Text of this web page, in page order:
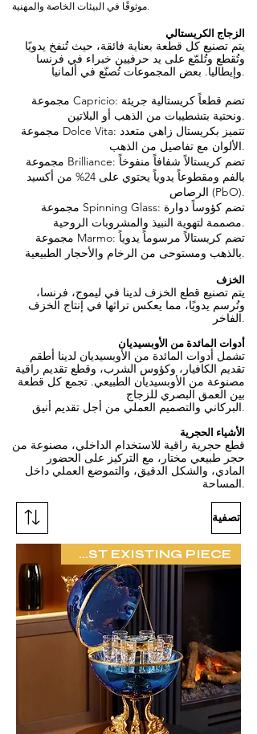
الزجاج الكريستالي
يتم تصنيع كل قطعة بعناية فائقة، حيث تُنفخ يدويًا
وتُقطع وتُلمّع على يد حرفيين خبراء في فرنسا
وإيطاليا. بعض المجموعات تُصنّع في ألمانيا.
مجموعة Capricio: تضم قطعاً كريستالية جريئة
ونحتية بتشطيبات من الذهب أو البلاتين.
مجموعة Dolce Vita: تتميز بكريستال زاهي متعدد
الألوان مع تفاصيل من الذهب.
مجموعة Brilliance: تضم كريستالاً شفافاً منفوخاً
بالفم ومقطوعاً يدوياً يحتوي على 24% من أكسيد
الرصاص (PbO).
مجموعة Spinning Glass: تضم كؤوساً دوارة
مصممة لتهوية النبيذ والمشروبات الروحية.
مجموعة Marmo: تضم كريستالاً مرسوماً يدوياً
بالذهب ومستوحى من الرخام والأحجار الطبيعية.
الخزف
يتم تصنيع قطع الخزف لدينا في ليموج، فرنسا،
وتُرسم يدويًا، مما يعكس تراثها في إنتاج الخزف
الفاخر.
أدوات المائدة من الأوبسيديان
تشمل أدوات المائدة من الأوبسيديان لدينا أطقم
تقديم الكافيار، وكؤوس الشرب، وقطع تقديم راقية
مصنوعة من الأوبسيديان الطبيعي. تجمع كل قطعة
بين العمق البصري للزجاج
البركاني والتصميم العملي من أجل تقديم أنيق.
الأشياء الحجرية
قطع حجرية راقية للاستخدام الداخلي، مصنوعة من
حجر طبيعي مختار، مع التركيز على الحضور
المادي، والشكل الدقيق، والتموضع العملي داخل
المساحة.
تصفية
LAST EXISTING PIECE